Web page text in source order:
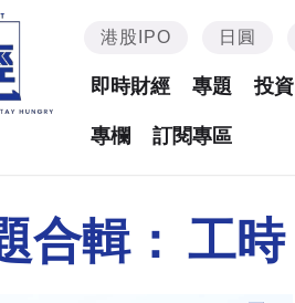
港股IPO 日圓
即時財經 專題 投資
專欄 訂閱專區
合輯： 工時